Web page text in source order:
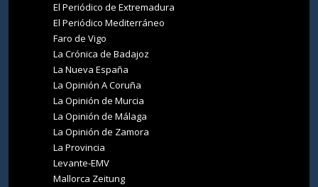
El Periódico de Extremadura
El Periódico Mediterráneo
Faro de Vigo
La Crónica de Badajoz
La Nueva España
La Opinión A Coruña
La Opinión de Murcia
La Opinión de Málaga
La Opinión de Zamora
La Provincia
Levante-EMV
Mallorca Zeitung